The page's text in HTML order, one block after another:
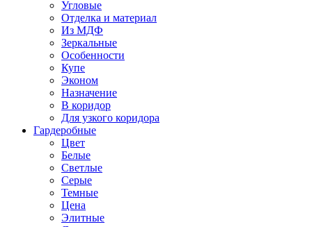
Угловые
Отделка и материал
Из МДФ
Зеркальные
Особенности
Купе
Эконом
Назначение
В коридор
Для узкого коридора
Гардеробные
Цвет
Белые
Светлые
Серые
Темные
Цена
Элитные